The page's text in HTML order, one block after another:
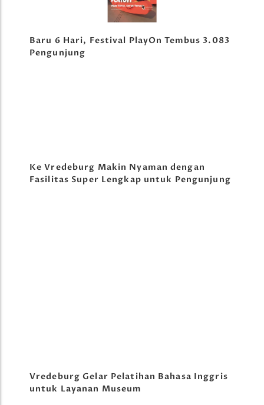
Baru 6 Hari, Festival PlayOn Tembus 3.083
Pengunjung
Ke Vredeburg Makin Nyaman dengan
Fasilitas Super Lengkap untuk Pengunjung
Vredeburg Gelar Pelatihan Bahasa Inggris
untuk Layanan Museum